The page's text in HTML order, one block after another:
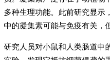
多种生理功能。此前研究显示
中的凝集素可能与免疫有关，
研究人员对小鼠和人类肠道中